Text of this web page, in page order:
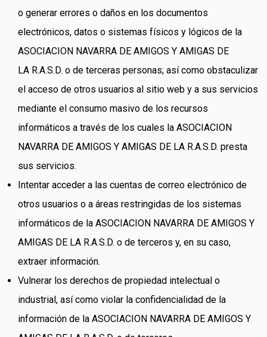
o generar errores o daños en los documentos
electrónicos, datos o sistemas físicos y lógicos de la
ASOCIACION NAVARRA DE AMIGOS Y AMIGAS DE
LA R.A.S.D. o de terceras personas; así como obstaculizar
el acceso de otros usuarios al sitio web y a sus servicios
mediante el consumo masivo de los recursos
informáticos a través de los cuales la ASOCIACION
NAVARRA DE AMIGOS Y AMIGAS DE LA R.A.S.D. presta
sus servicios.
Intentar acceder a las cuentas de correo electrónico de
otros usuarios o a áreas restringidas de los sistemas
informáticos de la ASOCIACION NAVARRA DE AMIGOS Y
AMIGAS DE LA R.A.S.D. o de terceros y, en su caso,
extraer información.
Vulnerar los derechos de propiedad intelectual o
industrial, así como violar la confidencialidad de la
información de la ASOCIACION NAVARRA DE AMIGOS Y